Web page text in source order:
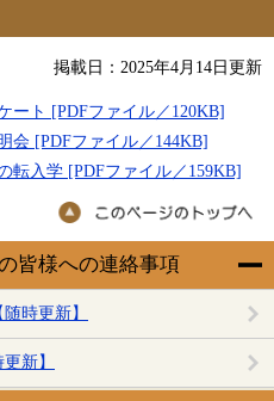
皆様への連絡事項
時更新】
新】
掲載日：2025年4月14日更新
ート [PDFファイル／120KB]
会 [PDFファイル／144KB]
転入学 [PDFファイル／159KB]